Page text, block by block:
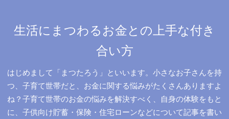
生活にまつわるお金との上手な付き
合い方
はじめまして「まつたろう」といいます。小さなお子さんを持
つ、子育て世帯だと、お金に関する悩みがたくさんありますよ
ね？子育て世帯のお金の悩みを解決すべく、自身の体験をもと
に、子供向け貯蓄・保険・住宅ローンなどについて記事を書い